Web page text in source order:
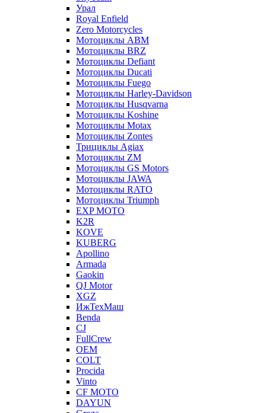
Урал
Royal Enfield
Zero Motorcycles
Мотоциклы ABM
Мотоциклы BRZ
Мотоциклы Defiant
Мотоциклы Ducati
Мотоциклы Fuego
Мотоциклы Harley-Davidson
Мотоциклы Husqvarna
Мотоциклы Koshine
Мотоциклы Motax
Мотоциклы Zontes
Трициклы Agiax
Мотоциклы ZM
Мотоциклы GS Motors
Мотоциклы JAWA
Мотоциклы RATO
Мотоциклы Triumph
EXP MOTO
K2R
KOVE
KUBERG
Apollino
Armada
Gaokin
QJ Motor
XGZ
ИжТехМаш
Benda
CJ
FullCrew
OEM
COLT
Procida
Vinto
CF MOTO
DAYUN